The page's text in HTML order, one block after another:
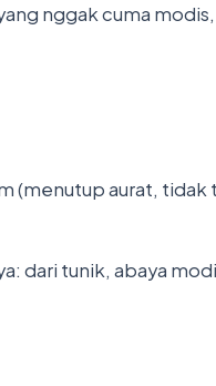
nggak cuma
(menutup aurat, tidak
dari tunik, abaya